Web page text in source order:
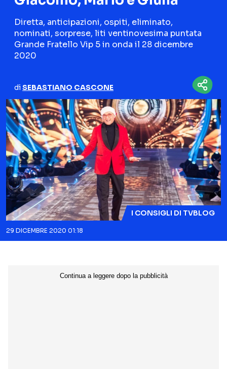
NETFLIX
AMAZON PRIME VIDEO
DISNEY+
MEDIASET INFINITY
DAZN
Categorie
NOTIZIE
ANTEPRIME
RETROSCENA
INTERVISTE
RUBRICHE
Seguici sui social
Diretta, anticipazioni, ospiti, eliminato,
nominati, sorprese, liti ventinovesima puntata
Grande Fratello Vip 5 in onda il 28 dicembre
2020
diSEBASTIANO CASCONE
I CONSIGLI DI TVBLOG
29 DICEMBRE 2020 01:18